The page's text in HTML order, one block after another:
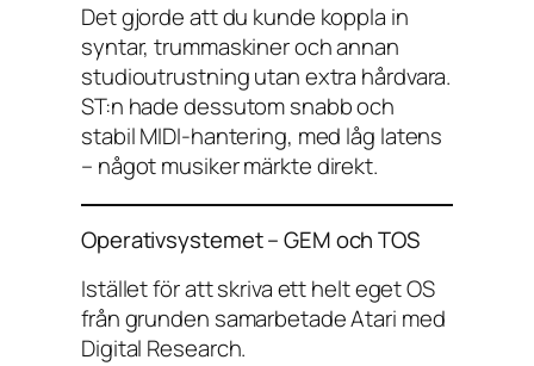
Det gjorde att du kunde koppla in
syntar, trummaskiner och annan
studioutrustning utan extra hårdvara.
ST:n hade dessutom snabb och
stabil MIDI-hantering, med låg latens
– något musiker märkte direkt.
Operativsystemet – GEM och TOS
Istället för att skriva ett helt eget OS
från grunden samarbetade Atari med
Digital Research.